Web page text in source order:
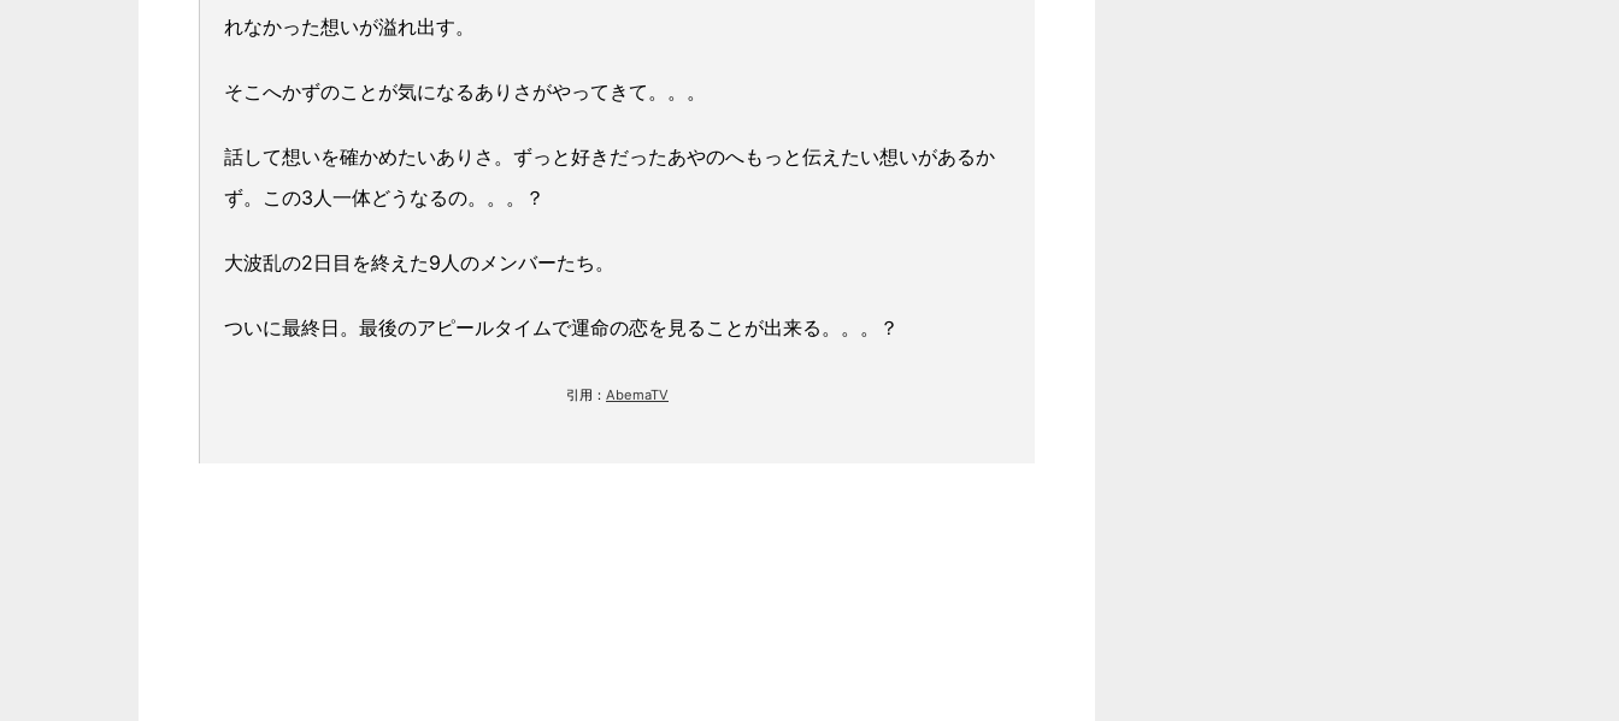
れなかった想いが溢れ出す。
そこへかずのことが気になるありさがやってきて。。。
話して想いを確かめたいありさ。ずっと好きだったあやのへもっと伝えたい想いがあるか
ず。この3人一体どうなるの。。。？
大波乱の2日目を終えた9人のメンバーたち。
ついに最終日。最後のアピールタイムで運命の恋を見ることが出来る。。。？
引用： AbemaTV